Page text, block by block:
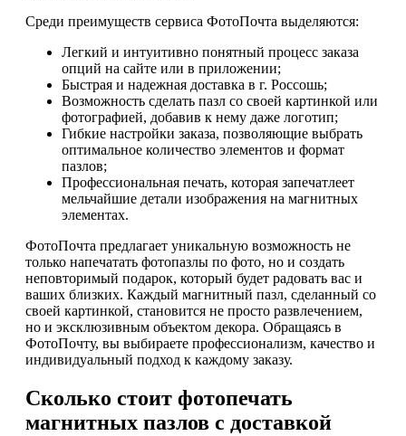
Среди преимуществ сервиса ФотоПочта выделяются:
Легкий и интуитивно понятный процесс заказа
опций на сайте или в приложении;
Быстрая и надежная доставка в г. Россошь;
Возможность сделать пазл со своей картинкой или
фотографией, добавив к нему даже логотип;
Гибкие настройки заказа, позволяющие выбрать
оптимальное количество элементов и формат
пазлов;
Профессиональная печать, которая запечатлеет
мельчайшие детали изображения на магнитных
элементах.
ФотоПочта предлагает уникальную возможность не
только напечатать фотопазлы по фото, но и создать
неповторимый подарок, который будет радовать вас и
ваших близких. Каждый магнитный пазл, сделанный со
своей картинкой, становится не просто развлечением,
но и эксклюзивным объектом декора. Обращаясь в
ФотоПочту, вы выбираете профессионализм, качество и
индивидуальный подход к каждому заказу.
Сколько стоит фотопечать
магнитных пазлов с доставкой